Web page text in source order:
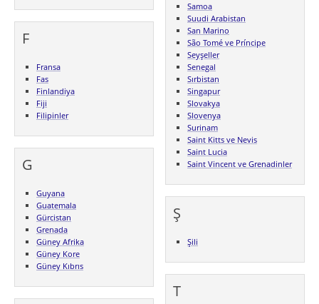
F
Fransa
Fas
Finlandiya
Fiji
Filipinler
G
Guyana
Guatemala
Gürcistan
Grenada
Güney Afrika
Güney Kore
Güney Kıbrıs
Samoa
Suudi Arabistan
San Marino
São Tomé ve Príncipe
Seyşeller
Senegal
Sırbistan
Singapur
Slovakya
Slovenya
Surinam
Saint Kitts ve Nevis
Saint Lucia
Saint Vincent ve Grenadinler
Ş
Şili
T